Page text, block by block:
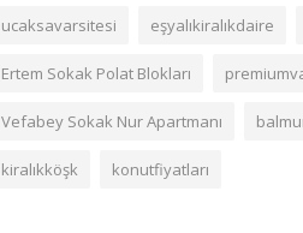
ucaksavarsitesi eşyalıkiralıkdaire
Ertem Sokak Polat Blokları
Vefabey Sokak Nur Apartmanı
kiralıkköşk konutfiyatları